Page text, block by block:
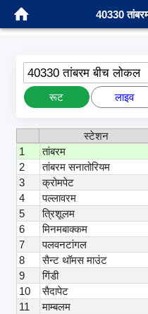
40330
40330 तांबरम बीच लोकल
रूट लाइव
स्टेशन
1
तांबरम
2
तांबरम सनातोरियम
3
क्रोमपेट
4
पल्लावरम
5
त्रिशूलम
6
मिनमबाक्कम
7
पलवनटांगल
8
सैन्ट थॉमस माउंट
9
गिंडी
10
सैदापेट
11
माम्बलम